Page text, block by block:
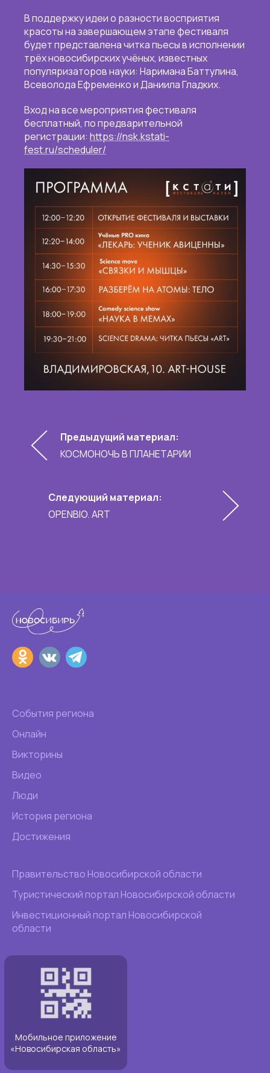
В поддержку идеи о разности восприятия
красоты на завершающем этапе фестиваля
будет представлена читка пьесы в исполнении
трёх новосибирских учёных, известных
популяризаторов науки: Наримана Баттулина,
Всеволода Ефременко и Даниила Гладких.
Вход на все мероприятия фестиваля
бесплатный, по предварительной
регистрации: https://nsk.kstati-
fest.ru/scheduler/
Предыдущий материал:
КОСМОНОЧЬ В ПЛАНЕТАРИИ
Следующий материал:
OPENBIO. ART
События региона
Онлайн
Викторины
Видео
Люди
История региона
Достижения
Правительство Новосибирской области
Туристический портал Новосибирской области
Инвестиционный портал Новосибирской
области
Мобильное приложение
«Новосибирская область»